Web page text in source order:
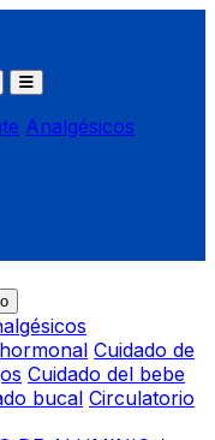
Analgésicos
Cuidado de
Cuidado del bebe
bucal Circulatorio